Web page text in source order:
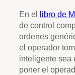
En el libro de
de control
ordenes
el operador
inteligente sea
poner el